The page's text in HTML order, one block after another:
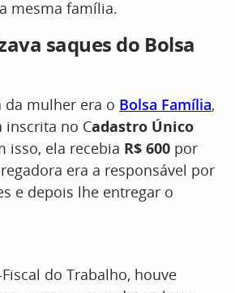
mesma família.
saques do Bolsa
da mulher era o Bolsa Família,
inscrita no Cadastro Único
isso, ela recebia R$ 600 por
era a responsável por
e depois lhe entregar o
do Trabalho, houve